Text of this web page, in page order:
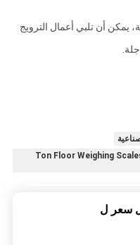
يمكن أن تلبي أعمال الترويج
3 Ton Floor Weighing
سعر ل